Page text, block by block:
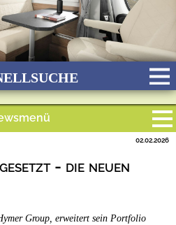
- die neuen
02.02.2026
Group, erweitert sein Portfolio